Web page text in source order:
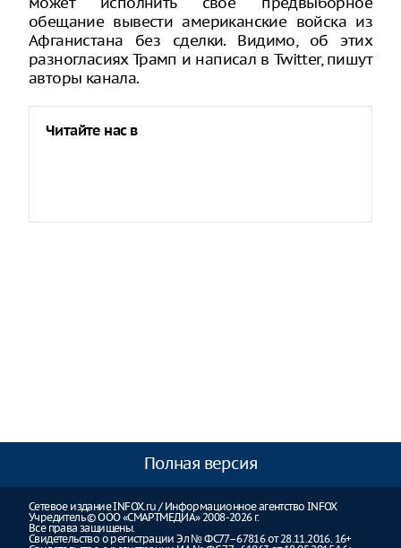
обещание вывести американские войска из
Афганистана без сделки. Видимо, об этих
разногласиях Трамп и написал в Twitter, пишут
авторы канала.
Читайте нас в
Полная версия
Сетевое издание INFOX.ru / Информационное агентство INFOX
Учредитель © ООО «СМАРТМЕДИА» 2008-2026 г.
Все права защищены.
Свидетельство о регистрации Эл № ФС77–67816 от 28.11.2016. 16+